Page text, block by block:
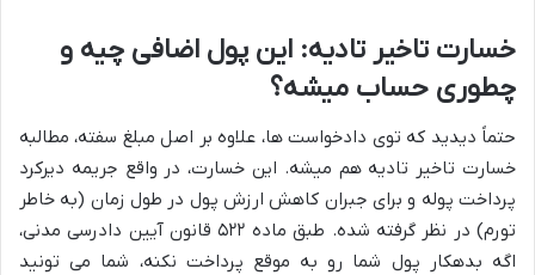
خسارت تاخیر تادیه: این پول اضافی چیه و
چطوری حساب میشه؟
حتماً دیدید که توی دادخواست ها، علاوه بر اصل مبلغ سفته، مطالبه
خسارت تاخیر تادیه هم میشه. این خسارت، در واقع جریمه دیرکرد
پرداخت پوله و برای جبران کاهش ارزش پول در طول زمان (به خاطر
تورم) در نظر گرفته شده. طبق ماده ۵۲۲ قانون آیین دادرسی مدنی،
اگه بدهکار پول شما رو به موقع پرداخت نکنه، شما می تونید